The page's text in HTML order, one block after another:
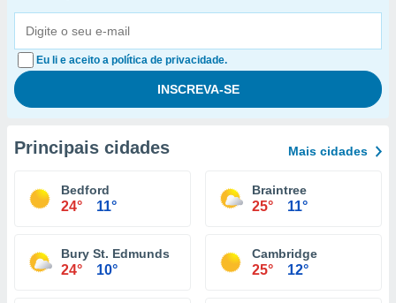
Eu li e aceito a política de privacidade.
Principais cidades Mais cidades
Bedford
24° 11°
Braintree
25° 11°
Bury St. Edmunds
24° 10°
Cambridge
25° 12°